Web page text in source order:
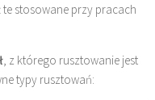
te stosowane przy pracach
, z którego rusztowanie jest
typy rusztowań: